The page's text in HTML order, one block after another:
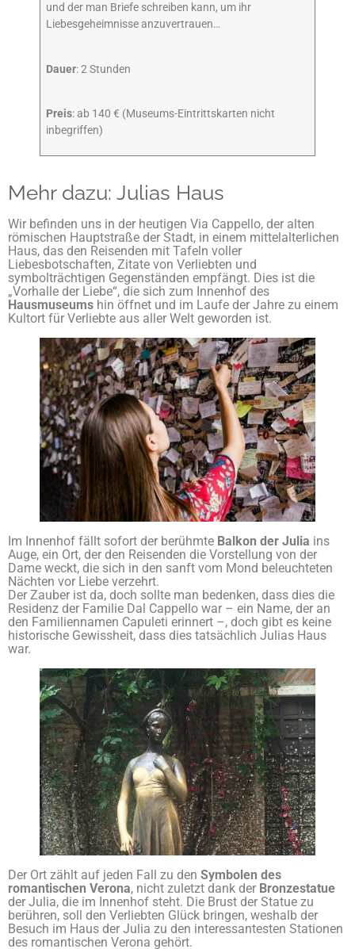
und der man Briefe schreiben kann, um ihr
Liebesgeheimnisse anzuvertrauen…
Dauer: 2 Stunden
Preis: ab 140 € (Museums-Eintrittskarten nicht
inbegriffen)
Mehr dazu: Julias Haus
Wir befinden uns in der heutigen Via Cappello, der alten
römischen Hauptstraße der Stadt, in einem mittelalterlichen
Haus, das den Reisenden mit Tafeln voller
Liebesbotschaften, Zitate von Verliebten und
symbolträchtigen Gegenständen empfängt. Dies ist die
„Vorhalle der Liebe“, die sich zum Innenhof des
Hausmuseums hin öffnet und im Laufe der Jahre zu einem
Kultort für Verliebte aus aller Welt geworden ist.
Im Innenhof fällt sofort der berühmte Balkon der Julia ins
Auge, ein Ort, der den Reisenden die Vorstellung von der
Dame weckt, die sich in den sanft vom Mond beleuchteten
Nächten vor Liebe verzehrt.
Der Zauber ist da, doch sollte man bedenken, dass dies die
Residenz der Familie Dal Cappello war – ein Name, der an
den Familiennamen Capuleti erinnert –, doch gibt es keine
historische Gewissheit, dass dies tatsächlich Julias Haus
war.
Der Ort zählt auf jeden Fall zu den Symbolen des
romantischen Verona, nicht zuletzt dank der Bronzestatue
der Julia, die im Innenhof steht. Die Brust der Statue zu
berühren, soll den Verliebten Glück bringen, weshalb der
Besuch im Haus der Julia zu den interessantesten Stationen
des romantischen Verona gehört.